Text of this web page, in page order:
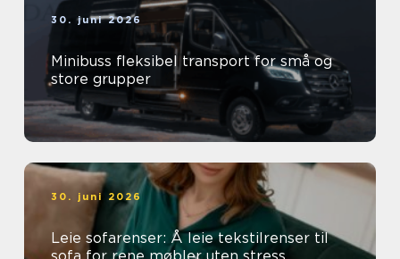
30. juni 2026
Minibuss fleksibel transport for små og
store grupper
30. juni 2026
Leie sofarenser: Å leie tekstilrenser til
sofa for rene møbler uten stress